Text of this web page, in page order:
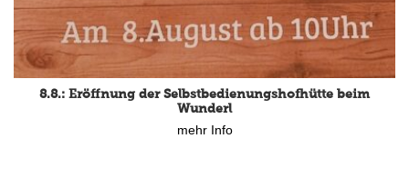
8.8.: Eröffnung der Selbstbedienungshofhütte beim
Wunderl
mehr Info